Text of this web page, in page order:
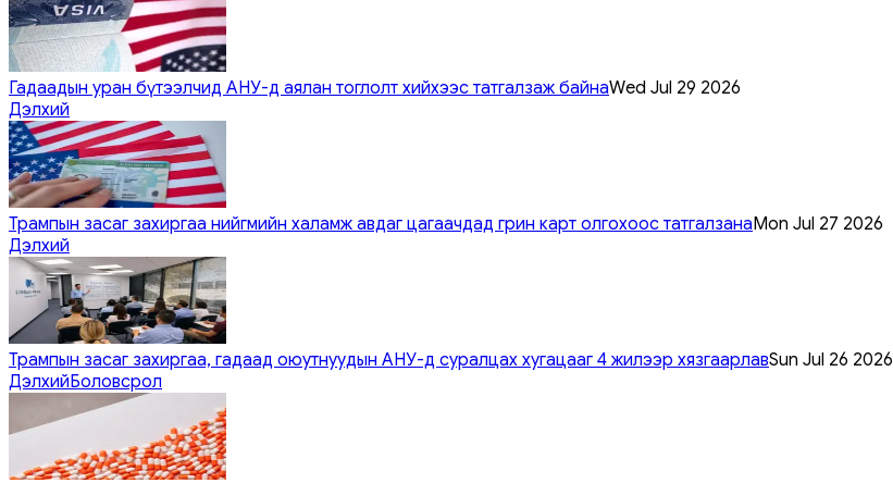
Гадаадын уран бүтээлчид АНУ-д аялан тоглолт хийхээс татгалзаж байнаWed Jul 29 2026
Дэлхий
Трампын засаг захиргаа нийгмийн халамж авдаг цагаачдад грин карт олгохоос татгалзанаMon Jul 27 2026
Дэлхий
Трампын засаг захиргаа, гадаад оюутнуудын АНУ-д суралцах хугацааг 4 жилээр хязгаарлавSun Jul 26 2026
ДэлхийБоловсрол